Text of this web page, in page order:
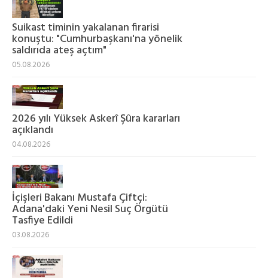
Suikast timinin yakalanan firarisi
konuştu: "Cumhurbaşkanı'na yönelik
saldırıda ateş açtım"
05.08.2026
2026 yılı Yüksek Askerî Şûra kararları
açıklandı
04.08.2026
İçişleri Bakanı Mustafa Çiftçi:
Adana'daki Yeni Nesil Suç Örgütü
Tasfiye Edildi
03.08.2026